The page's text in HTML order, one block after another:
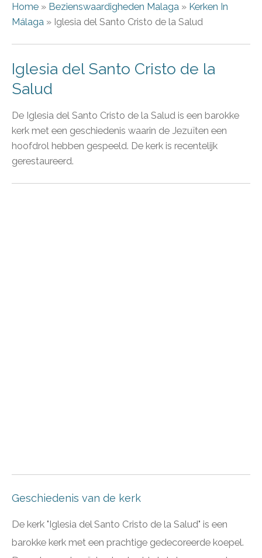
Home » Bezienswaardigheden Malaga » Kerken In
Málaga » Iglesia del Santo Cristo de la Salud
Iglesia del Santo Cristo de la
Salud
De Iglesia del Santo Cristo de la Salud is een barokke
kerk met een geschiedenis waarin de Jezuïten een
hoofdrol hebben gespeeld. De kerk is recentelijk
gerestaureerd.
Geschiedenis van de kerk
De kerk "Iglesia del Santo Cristo de la Salud" is een
barokke kerk met een prachtige gedecoreerde koepel.